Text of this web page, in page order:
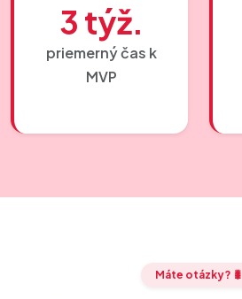
3 týž.
priemerný čas k
MVP
Máte otázky? 🐛